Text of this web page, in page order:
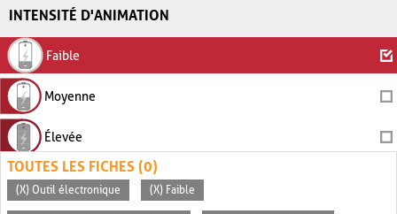
INTENSITÉ D'ANIMATION
Faible
Moyenne
Élevée
TOUTES LES FICHES (0)
(X) Outil électronique (X) Faible